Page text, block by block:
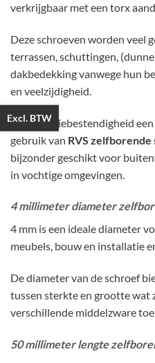
verkrijgbaar met een torx
Deze schroeven worden veel
terrassen, schuttingen,
dakbedekking vanwege hun
en veelzijdigheid.
Als corrosiebestendigheid
gebruik van RVS
bijzonder geschikt voor
in vochtige omgevingen.
4 millimeter diameter
4 mm is een ideale diameter
meubels, bouw en installatie
De diameter van de schroef
tussen sterkte en grootte wat
verschillende middelzware
50 millimeter lengte
Excl. BTW